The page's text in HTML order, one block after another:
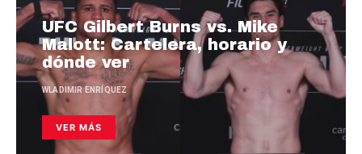
UFC Gilbert Burns vs. Mike
Malott: Cartelera, horario y
dónde ver
WLADIMIR ENRÍQUEZ
VER MÁS